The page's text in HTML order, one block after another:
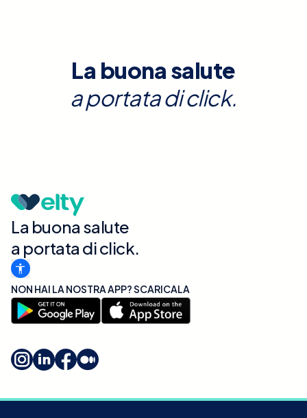
La buona salute
a portata di click.
La buona salute
a portata di click.
NON HAI LA NOSTRA APP? SCARICALA